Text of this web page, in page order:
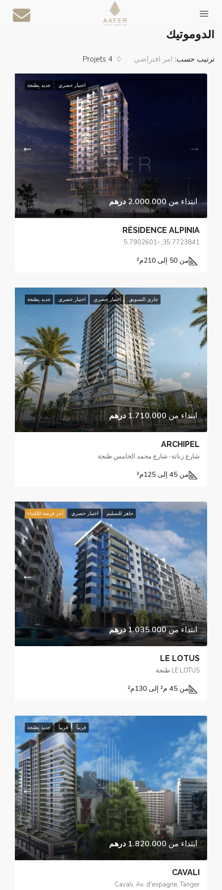
الصفحة الرئيسية
الدوموتيك
4 Projets ترتيب حسب: امر افتراضي
اختيار حصري جديد بِطنجة
ابتداء من2.000.000 درهم
RÉSIDENCE ALPINIA
35.7723841, -5.7902601
من 50 إلى 210 م²
جاري التسويق اختيار حصري اختيار حصري جديد بِطنجة
ابتداء من1.710.000 درهم
ARCHIPEL
شارع زناتة- شارع محمد الخامس.طنجة
من 45 إلى 125 م²
جاهز للتسليم اختيار حصري آخر فرصة للإقتناء
ابتداء من1.035.000 درهم
LE LOTUS
LE LOTUS طنجة
من 45 م² إلى 130 م²
قريباً قريباً جديد بِطنجة
ابتداء من 1.820.000 درهم
CAVALI
Cavali, Av. d'espagne, Tanger